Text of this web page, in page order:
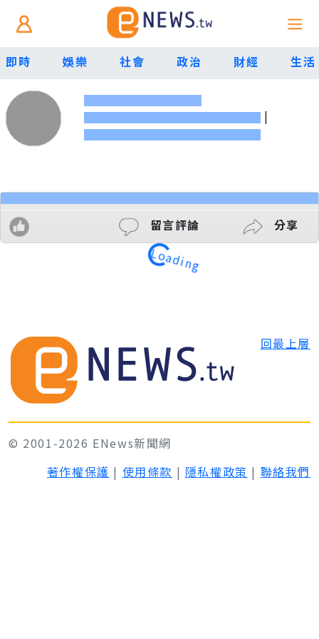
即時 娛樂 社會 政治 財經 生活
|
留言評論 分享
Loading
回最上層
© 2001-2026 ENews新聞網
著作權保護 | 使用條款 | 隱私權政策 | 聯絡我們